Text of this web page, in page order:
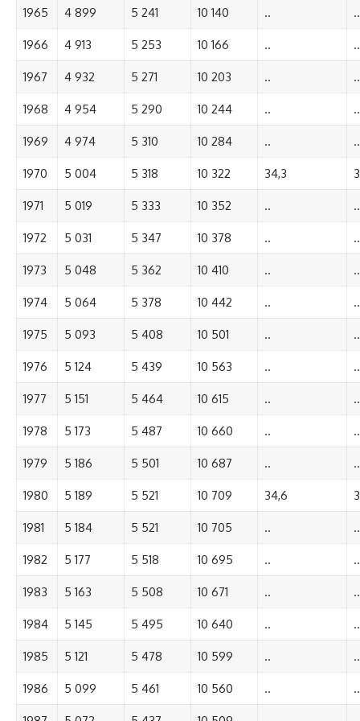
1965 4 899 5 241 10 140 .. ..
1966 4 913 5 253 10 166 .. ..
1967 4 932 5 271 10 203 .. ..
1968 4 954 5 290 10 244 .. ..
1969 4 974 5 310 10 284 .. ..
1970 5 004 5 318 10 322 34,3
1971 5 019 5 333 10 352 .. ..
1972 5 031 5 347 10 378 .. ..
1973 5 048 5 362 10 410 .. ..
1974 5 064 5 378 10 442 .. ..
1975 5 093 5 408 10 501 .. ..
1976 5 124 5 439 10 563 .. ..
1977 5 151 5 464 10 615 .. ..
1978 5 173 5 487 10 660 .. ..
1979 5 186 5 501 10 687 .. ..
1980 5 189 5 521 10 709 34,6
1981 5 184 5 521 10 705 .. ..
1982 5 177 5 518 10 695 .. ..
1983 5 163 5 508 10 671 .. ..
1984 5 145 5 495 10 640 .. ..
1985 5 121 5 478 10 599 .. ..
1986 5 099 5 461 10 560 .. ..